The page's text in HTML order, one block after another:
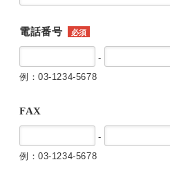
電話番号 必須
-
例：03-1234-5678
FAX
-
例：03-1234-5678